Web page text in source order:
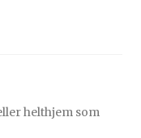
helthjem som